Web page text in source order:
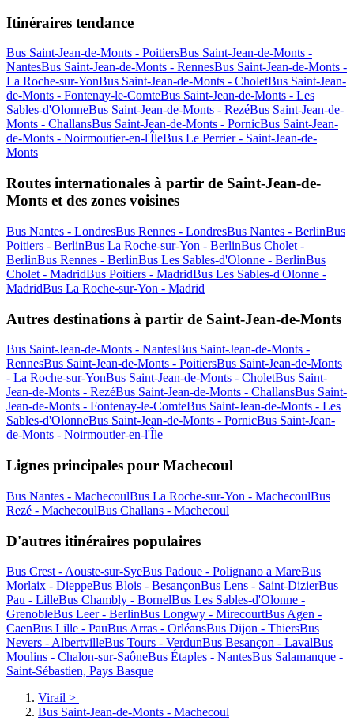
Itinéraires tendance
Bus Saint-Jean-de-Monts - PoitiersBus Saint-Jean-de-Monts -
NantesBus Saint-Jean-de-Monts - RennesBus Saint-Jean-de-Monts -
La Roche-sur-YonBus Saint-Jean-de-Monts - CholetBus Saint-Jean-
de-Monts - Fontenay-le-ComteBus Saint-Jean-de-Monts - Les
Sables-d'OlonneBus Saint-Jean-de-Monts - RezéBus Saint-Jean-de-
Monts - ChallansBus Saint-Jean-de-Monts - PornicBus Saint-Jean-
de-Monts - Noirmoutier-en-l'ÎleBus Le Perrier - Saint-Jean-de-
Monts
Routes internationales à partir de Saint-Jean-de-
Monts et des zones voisines
Bus Nantes - LondresBus Rennes - LondresBus Nantes - BerlinBus
Poitiers - BerlinBus La Roche-sur-Yon - BerlinBus Cholet -
BerlinBus Rennes - BerlinBus Les Sables-d'Olonne - BerlinBus
Cholet - MadridBus Poitiers - MadridBus Les Sables-d'Olonne -
MadridBus La Roche-sur-Yon - Madrid
Autres destinations à partir de Saint-Jean-de-Monts
Bus Saint-Jean-de-Monts - NantesBus Saint-Jean-de-Monts -
RennesBus Saint-Jean-de-Monts - PoitiersBus Saint-Jean-de-Monts
- La Roche-sur-YonBus Saint-Jean-de-Monts - CholetBus Saint-
Jean-de-Monts - RezéBus Saint-Jean-de-Monts - ChallansBus Saint-
Jean-de-Monts - Fontenay-le-ComteBus Saint-Jean-de-Monts - Les
Sables-d'OlonneBus Saint-Jean-de-Monts - PornicBus Saint-Jean-
de-Monts - Noirmoutier-en-l'Île
Lignes principales pour Machecoul
Bus Nantes - MachecoulBus La Roche-sur-Yon - MachecoulBus
Rezé - MachecoulBus Challans - Machecoul
D'autres itinéraires populaires
Bus Crest - Aouste-sur-SyeBus Padoue - Polignano a MareBus
Morlaix - DieppeBus Blois - BesançonBus Lens - Saint-DizierBus
Pau - LilleBus Chambly - BornelBus Les Sables-d'Olonne -
GrenobleBus Leer - BerlinBus Longwy - MirecourtBus Agen -
CaenBus Lille - PauBus Arras - OrléansBus Dijon - ThiersBus
Nevers - AlbertvilleBus Tours - VerdunBus Besançon - LavalBus
Moulins - Chalon-sur-SaôneBus Étaples - NantesBus Salamanque -
Saint-Sébastien, Pays Basque
Virail >
Bus Saint-Jean-de-Monts - Machecoul